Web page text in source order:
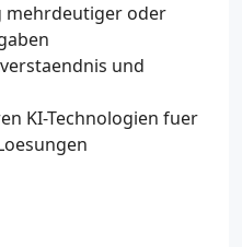
mehrdeutiger oder
und
KI-Technologien fuer